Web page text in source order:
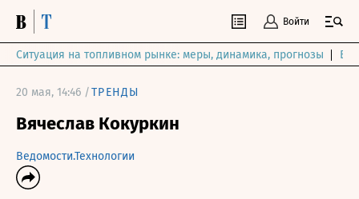
Войти
Ситуация на топливном рынке: меры, динамика, прогнозы
20 мая, 14:46 /ТРЕНДЫ
Вячеслав Кокуркин
Ведомости.Технологии